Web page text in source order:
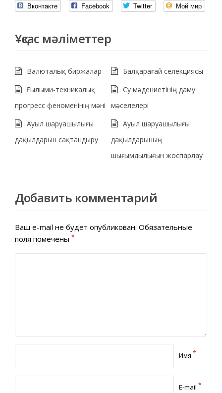
Вконтакте Facebook Twitter Мой мир
Ұқсас мәліметтер
Валюталық биржалар
Балқарағай селекциясы
Ғылыми-техникалық
прогресс феноменінің мәні
Су мәдениетінің даму
мәселелері
Ауыл шаруашылығы
дақылдарын сақтандыру
Ауыл шаруашылығы
дақылдарының
шығымдылығын жоспарлау
Добавить комментарий
Ваш e-mail не будет опубликован. Обязательные
поля помечены *
Имя *
E-mail *